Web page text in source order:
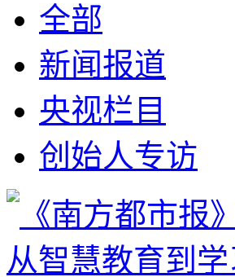
全部
新闻报道
央视栏目
创始人专访